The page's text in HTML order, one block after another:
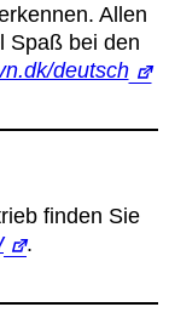
Allen
Spaß bei den
deutsch
finden Sie
.